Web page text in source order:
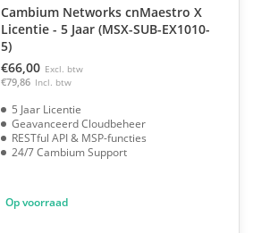
Cambium Networks cnMaestro X
Licentie - 5 Jaar (MSX-SUB-EX1010-
5)
€66,00 Excl. btw
€79,86 Incl. btw
5 Jaar Licentie
Geavanceerd Cloudbeheer
RESTful API & MSP-functies
24/7 Cambium Support
Op voorraad